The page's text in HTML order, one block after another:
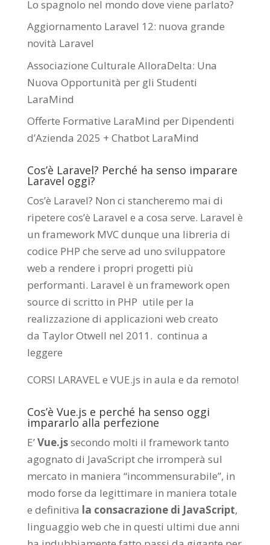
Lo spagnolo nel mondo dove viene parlato?
Aggiornamento Laravel 12: nuova grande
novità Laravel
Associazione Culturale AlloraDelta: Una
Nuova Opportunità per gli Studenti
LaraMind
Offerte Formative LaraMind per Dipendenti
d’Azienda 2025 + Chatbot LaraMind
Cos’è Laravel? Perché ha senso imparare
Laravel oggi?
Cos’è Laravel? Non ci stancheremo mai di
ripetere cos’è Laravel e a cosa serve. Laravel è
un framework MVC dunque una libreria di
codice PHP che serve ad uno sviluppatore
web a rendere i propri progetti più
performanti. Laravel è un framework open
source di scritto in PHP utile per la
realizzazione di applicazioni web creato
da Taylor Otwell nel 2011. continua a
leggere
CORSI LARAVEL e VUE.js in aula e da remoto!
Cos’è Vue.js e perché ha senso oggi
impararlo alla perfezione
E’Vue.jssecondo molti il framework tanto
agognato di JavaScript che irromperà sul
mercato in maniera “incommensurabile”, in
modo forse da legittimare in maniera totale
e definitiva la consacrazione di JavaScript,
linguaggio web che in questi ultimi due anni